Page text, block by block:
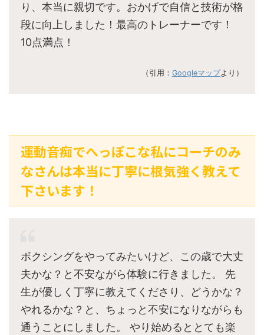
り、本当に親切です。おかげで自信と技術が格
段に向上しました！最高のトレーナーです！
10点満点！
（引用： Googleマップより）
運動音痴でへっぽこな私にコーチのみ
なさんは本当に丁寧に根気強く教えて
下さいます！
ボクシングをやってみたいけど、この歳で大丈
夫かな？と不安ながら体験に行きました。 先
生が優しく丁寧に教えてくださり、どうかな？
やれるかな？と、ちょっと不安になりながらも
通うことにしました。 やり始めるととても楽